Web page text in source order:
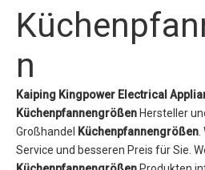
n
Kaiping Kingpower Electrical
Küchenpfannengrößen Hersteller
Großhandel
Küchenpfannengrößen
Service und besseren Preis für Sie.